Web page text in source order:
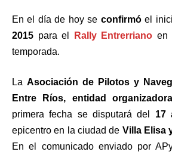
En el día de hoy se confirmóel
2015 para el Rally Entrerriano en
temporada.
La Asociación de Pilotos y
Entre Ríos, entidad organizadora
primera fecha se disputará del 17
epicentro en la ciudad de Villa Elisa
En el comunicado enviado por